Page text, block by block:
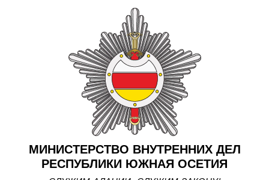
Перейти
к
основному
содержанию
МИНИСТЕРСТВО ВНУТРЕННИХ ДЕЛ
РЕСПУБЛИКИ ЮЖНАЯ ОСЕТИЯ